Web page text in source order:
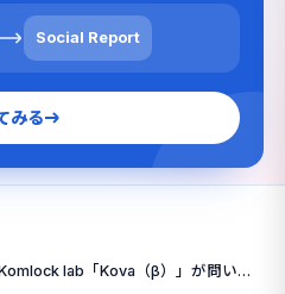
Social Report
みる
AIがJPYCでお米を買った日——Komlock lab「Kova（β）」が問いかけるAIの経済活動